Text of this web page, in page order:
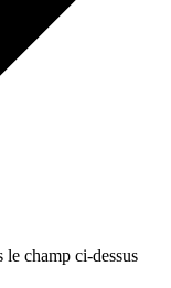
champ ci-dessus